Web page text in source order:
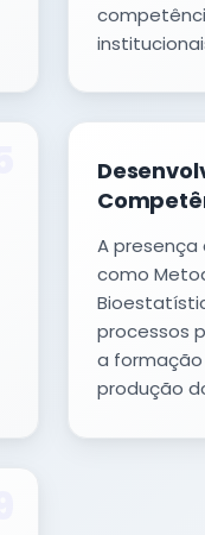
A
como
processos
a
produção